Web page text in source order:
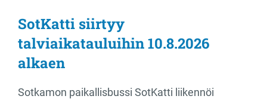
SotKatti siirtyy
talviaikatauluihin 10.8.2026
alkaen
Sotkamon paikallisbussi SotKatti liikennöi